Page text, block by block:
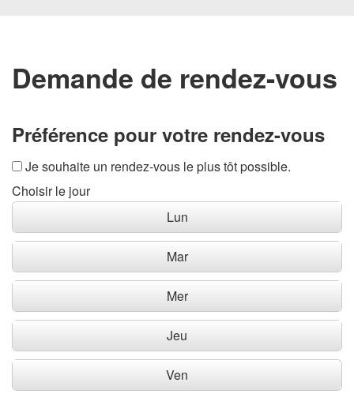
Demande de rendez-vous
Préférence pour votre rendez-vous
Je souhaite un rendez-vous le plus tôt possible.
Choisir le jour
Lun
Mar
Mer
Jeu
Ven